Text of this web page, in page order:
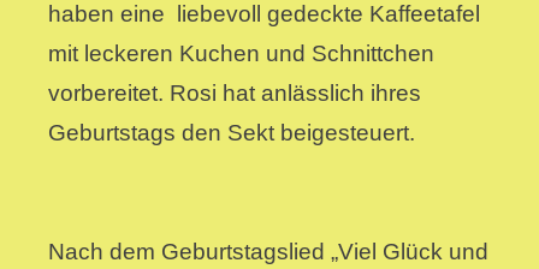
haben eine liebevoll gedeckte Kaffeetafel
mit leckeren Kuchen und Schnittchen
vorbereitet. Rosi hat anlässlich ihres
Geburtstags den Sekt beigesteuert.
Nach dem Geburtstagslied „Viel Glück und